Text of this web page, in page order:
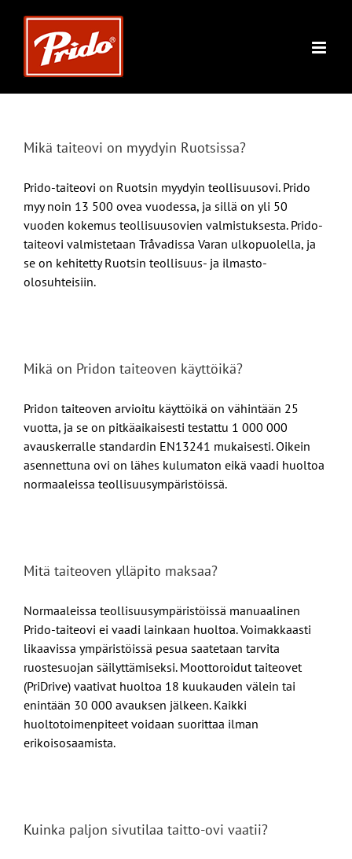
content
Mikä taiteovi on myydyin Ruotsissa?
Prido-taiteovi on Ruotsin myydyin teollisuusovi. Prido
myy noin 13 500 ovea vuodessa, ja sillä on yli 50
vuoden kokemus teollisuusovien valmistuksesta. Prido-
taiteovi valmistetaan Tråvadissa Varan ulkopuolella, ja
se on kehitetty Ruotsin teollisuus- ja ilmasto-
olosuhteisiin.
Mikä on Pridon taiteoven käyttöikä?
Pridon taiteoven arvioitu käyttöikä on vähintään 25
vuotta, ja se on pitkäaikaisesti testattu 1 000 000
avauskerralle standardin EN13241 mukaisesti. Oikein
asennettuna ovi on lähes kulumaton eikä vaadi huoltoa
normaaleissa teollisuusympäristöissä.
Mitä taiteoven ylläpito maksaa?
Normaaleissa teollisuusympäristöissä manuaalinen
Prido-taiteovi ei vaadi lainkaan huoltoa. Voimakkaasti
likaavissa ympäristöissä pesua saatetaan tarvita
ruostesuojan säilyttämiseksi. Moottoroidut taiteovet
(PriDrive) vaativat huoltoa 18 kuukauden välein tai
enintään 30 000 avauksen jälkeen. Kaikki
huoltotoimenpiteet voidaan suorittaa ilman
erikoisosaamista.
Kuinka paljon sivutilaa taitto-ovi vaatii?